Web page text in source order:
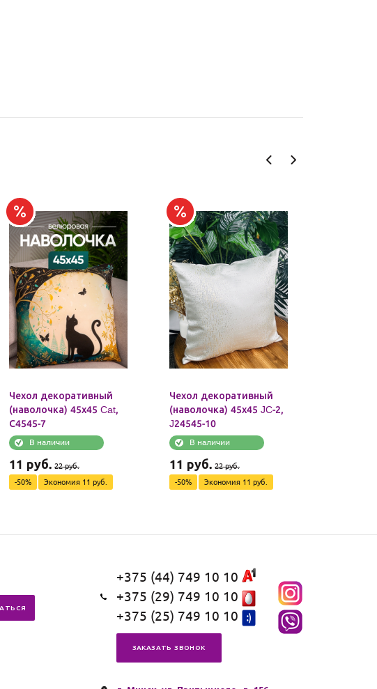
Чехол декоративный
(наволочка) 45х45 Cat,
С4545-7
В наличии
11 руб. 22руб.
-50% Экономия 11 руб.
Чехол декоративный
(наволочка) 45х45 JC-2,
J24545-10
В наличии
11 руб. 22руб.
-50% Экономия 11 руб.
+375 (44) 749 10 10
+375 (29) 749 10 10
+375 (25) 749 10 10
ЗАКАЗАТЬ ЗВОНОК